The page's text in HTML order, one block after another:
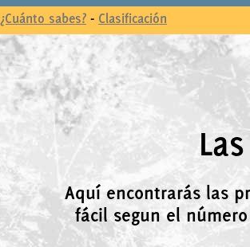
¿Cuánto sabes? - Clasificación
Aquí encontrarás las
fácil segun el